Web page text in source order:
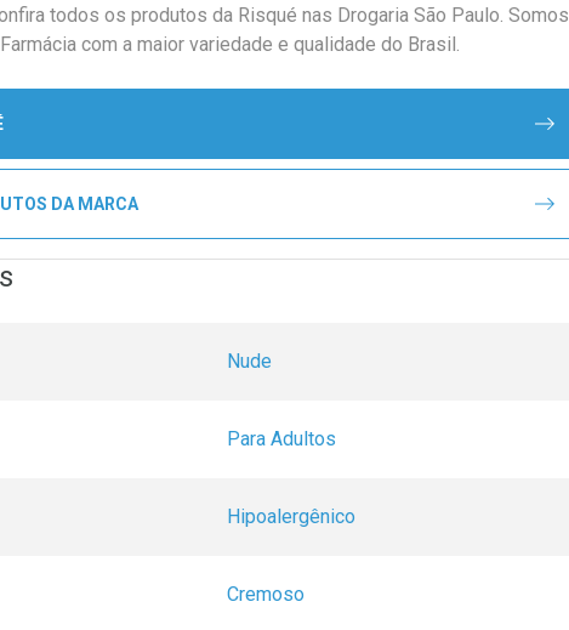
todos os produtos da Risqué nas Drogaria São Paulo. Somos
com a maior variedade e qualidade do Brasil.
DA MARCA
Nude
Para Adultos
Hipoalergênico
Cremoso